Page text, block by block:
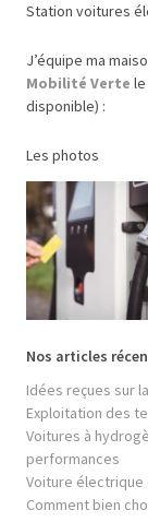
Station voitures
J’équipe ma
Mobilité Verte
disponible) :
Les photos
Nos articles
Idées reçues sur
Exploitation des
Voitures à
performances
Voiture électrique
Comment bien